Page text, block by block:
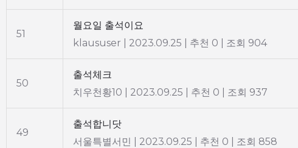
51
월요일 출석이요
klaususer
2023.09.25 추천 0 조회 904
50
출석체크
치우천황10
2023.09.25 추천 0 조회 937
49
출석합니닷
서울특별서민
2023.09.25 추천 0 조회 858